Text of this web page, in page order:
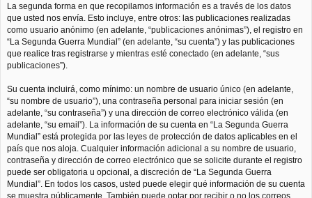
La segunda forma en que recopilamos información es a través de los datos
que usted nos envía. Esto incluye, entre otros: las publicaciones realizadas
como usuario anónimo (en adelante, “publicaciones anónimas”), el registro en
“La Segunda Guerra Mundial” (en adelante, “su cuenta”) y las publicaciones
que realice tras registrarse y mientras esté conectado (en adelante, “sus
publicaciones”).
Su cuenta incluirá, como mínimo: un nombre de usuario único (en adelante,
“su nombre de usuario”), una contraseña personal para iniciar sesión (en
adelante, “su contraseña”) y una dirección de correo electrónico válida (en
adelante, “su email”). La información de su cuenta en “La Segunda Guerra
Mundial” está protegida por las leyes de protección de datos aplicables en el
país que nos aloja. Cualquier información adicional a su nombre de usuario,
contraseña y dirección de correo electrónico que se solicite durante el registro
puede ser obligatoria u opcional, a discreción de “La Segunda Guerra
Mundial”. En todos los casos, usted puede elegir qué información de su cuenta
se muestra públicamente. También puede optar por recibir o no los correos